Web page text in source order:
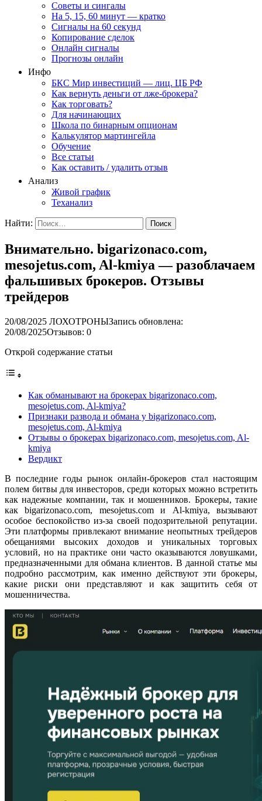
Советы и сингалы
На 5, 15, 60 минут — кратко
Сигналы на 60 секунд
Копирование сделок
Онлайн сигналы
Прогнозы онлайн
Инфо
БКС Мир инвестиций — лиц. ЦБ РФ
Как вернуть деньги от лже-брокера?
Как торговать?
Для начинающих
Школа по бинарным опционам
Калькулятор мартингейла
Обучение
Все статьи
Как оставить / удалить отзыв
Анализ
Живой график
Теханализ
Найти:
Внимательно. bigarizonaco.com,
mesojetus.com, Al-kmiya — разоблачаем
фальшивых брокеров. Отзывы
трейдеров
20/08/2025 ЛОХОТРОНЫЗапись обновлена:
20/08/2025Отзывов: 0
Открой содержание статьи
Как обманывают на брокерах bigarizonaco.com,
mesojetus.com, Al-kmiya?
Признаки развода и обмана у bigarizonaco.com,
mesojetus.com, Al-kmiya
Отзывы о брокерах bigarizonaco.com, mesojetus.com, Al-
kmiya
Вердикт
В последние годы рынок онлайн-брокеров стал настоящим
полем битвы для инвесторов, среди которых можно встретить
как надежные компании, так и мошенников. Брокеры, такие
как bigarizonaco.com, mesojetus.com и Al-kmiya, вызывают
особое беспокойство из-за своей подозрительной репутации.
Эти платформы привлекают внимание неопытных трейдеров
обещаниями высоких доходов и уникальных торговых
условий, но на практике они часто оказываются ловушками,
предназначенными для обмана клиентов. В данной статье мы
подробно рассмотрим, как именно действуют эти брокеры,
какие риски они представляют и как защитить себя от
мошенничества.